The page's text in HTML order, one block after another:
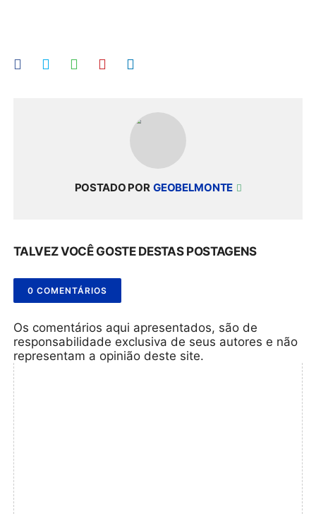
POSTADO POR GEOBELMONTE
TALVEZ VOCÊ GOSTE DESTAS POSTAGENS
0 COMENTÁRIOS
Os comentários aqui apresentados, são de
responsabilidade exclusiva de seus autores e não
representam a opinião deste site.